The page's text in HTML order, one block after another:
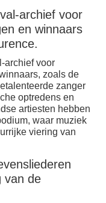
archief voor
en winnaars
archief voor
zoals de
zanger
optredens en
artiesten hebben
waar muziek
viering van
van de